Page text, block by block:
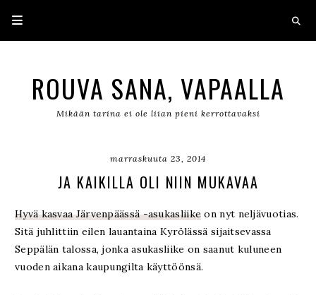
ROUVA SANA, VAPAALLA
Mikään tarina ei ole liian pieni kerrottavaksi
marraskuuta 23, 2014
JA KAIKILLA OLI NIIN MUKAVAA
Hyvä kasvaa Järvenpäässä -asukasliike on nyt neljävuotias.
Sitä juhlittiin eilen lauantaina Kyrölässä sijaitsevassa
Seppälän talossa, jonka asukasliike on saanut kuluneen
vuoden aikana kaupungilta käyttöönsä.